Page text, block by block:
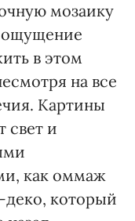
мозаику
ощущение
в этом
на все
Картины
свет и
как оммаж
деко, который